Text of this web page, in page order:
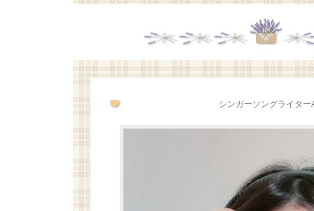
シンガーソングライター